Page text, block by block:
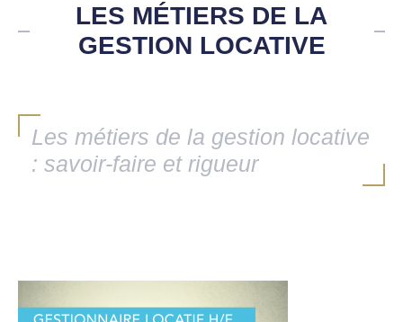
LES MÉTIERS DE LA
GESTION LOCATIVE
Les métiers de la gestion locative
: savoir-faire et rigueur